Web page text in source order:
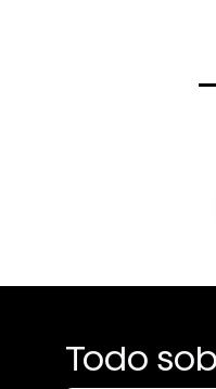
Todo